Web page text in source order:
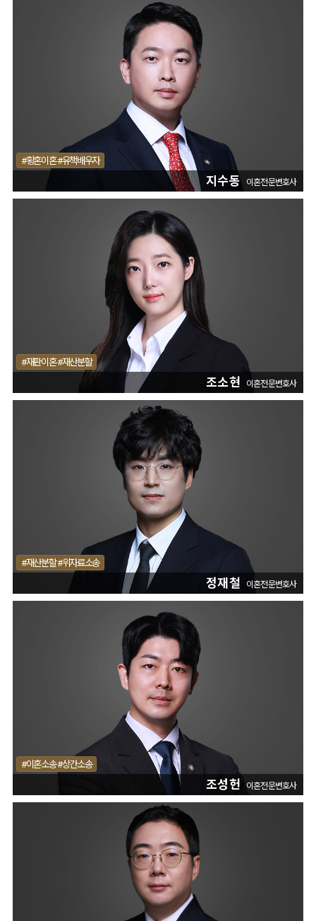
#황혼이혼 #유책배우자
지수동 이혼전문변호사
#재판이혼 #재산분할
조소현 이혼전문변호사
#재산분할 #위자료소송
정재철 이혼전문변호사
#이혼소송 #상간소송
조성헌 이혼전문변호사